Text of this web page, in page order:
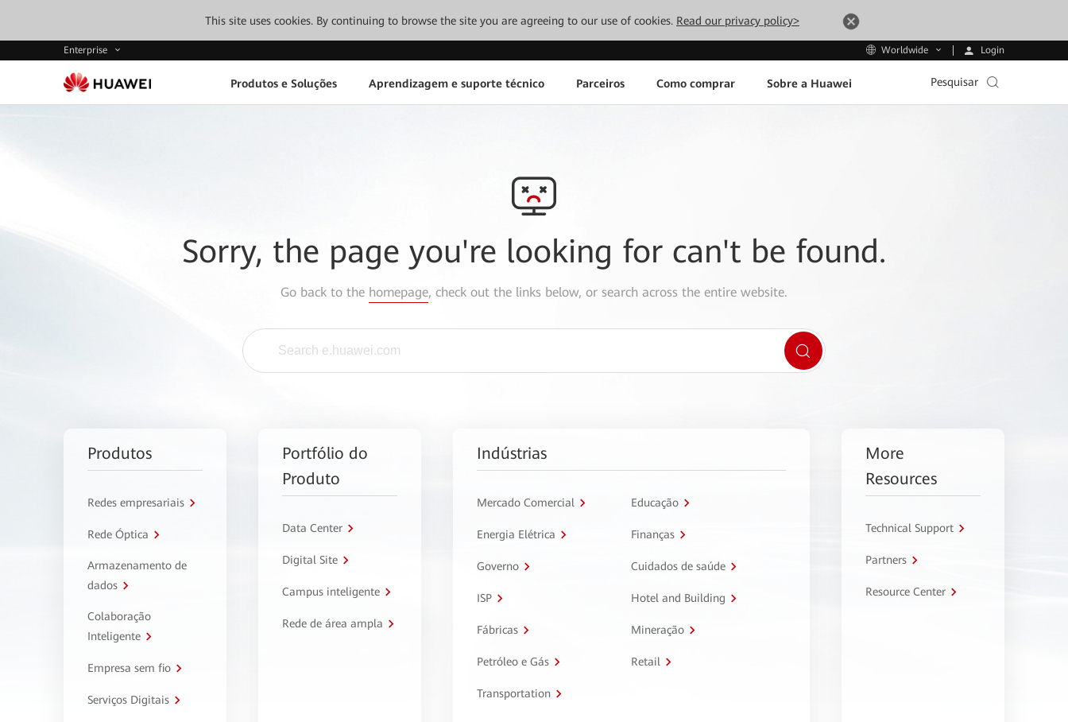
This site uses cookies. By continuing to browse the site you are agreeing to our use of cookies. Read our privacy policy>
Enterprise Worldwide Login
Produtos e Soluções Aprendizagem e suporte técnico Parceiros Como comprar Sobre a Huawei Pesquisar
Sorry, the page you're looking for can't be found.
Go back to the homepage, check out the links below, or search across the entire website.
Produtos
Redes empresariais
Rede Óptica
Armazenamento de
dados
Colaboração
Inteligente
Empresa sem fio
Serviços Digitais
Portfólio do
Produto
Data Center
Digital Site
Campus inteligente
Rede de área ampla
Indústrias
Mercado Comercial Educação
Energia Elétrica Finanças
Governo Cuidados de saúde
ISP Hotel and Building
Fábricas Mineração
Petróleo e Gás Retail
Transportation
More
Resources
Technical Support
Partners
Resource Center